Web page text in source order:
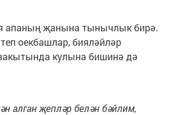
апаның җанына тынычлык бирә.
оекбашлар, бияләйләр
кулына бишинә дә
алган җепләр белән бәйлим,